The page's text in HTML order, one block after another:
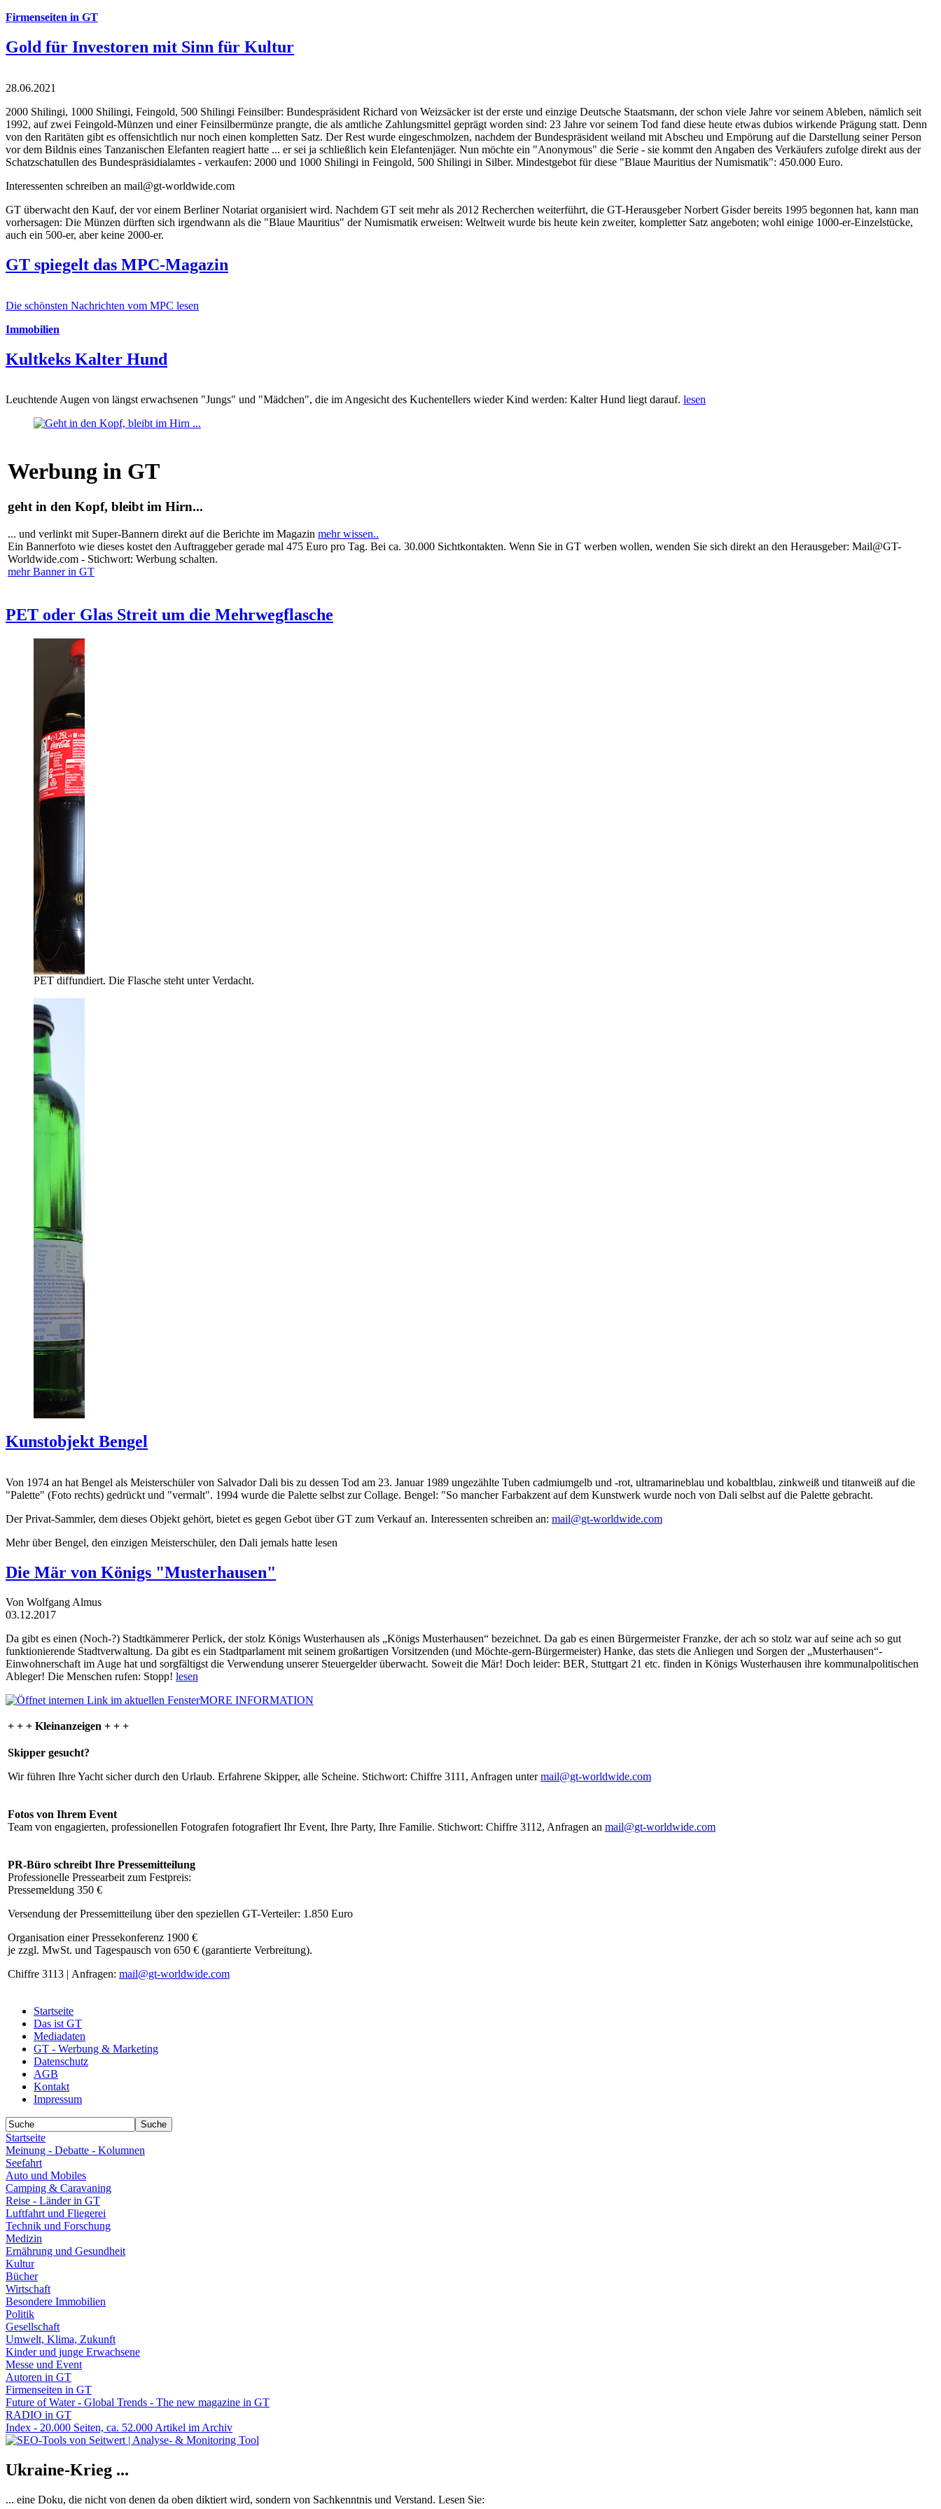
Firmenseiten in GT
Gold für Investoren mit Sinn für Kultur
28.06.2021
2000 Shilingi, 1000 Shilingi, Feingold, 500 Shilingi Feinsilber: Bundespräsident Richard von Weizsäcker ist der erste und einzige Deutsche Staatsmann, der schon viele Jahre vor seinem Ableben, nämlich seit
1992, auf zwei Feingold-Münzen und einer Feinsilbermünze prangte, die als amtliche Zahlungsmittel geprägt worden sind: 23 Jahre vor seinem Tod fand diese heute etwas dubios wirkende Prägung statt. Denn
von den Raritäten gibt es offensichtlich nur noch einen kompletten Satz. Der Rest wurde eingeschmolzen, nachdem der Bundespräsident weiland mit Abscheu und Empörung auf die Darstellung seiner Person
vor dem Bildnis eines Tanzanischen Elefanten reagiert hatte ... er sei ja schließlich kein Elefantenjäger. Nun möchte ein "Anonymous" die Serie - sie kommt den Angaben des Verkäufers zufolge direkt aus der
Schatzschatullen des Bundespräsidialamtes - verkaufen: 2000 und 1000 Shilingi in Feingold, 500 Shilingi in Silber. Mindestgebot für diese "Blaue Mauritius der Numismatik": 450.000 Euro.
Interessenten schreiben an mail@gt-worldwide.com
GT überwacht den Kauf, der vor einem Berliner Notariat organisiert wird. Nachdem GT seit mehr als 2012 Recherchen weiterführt, die GT-Herausgeber Norbert Gisder bereits 1995 begonnen hat, kann man
vorhersagen: Die Münzen dürften sich irgendwann als die "Blaue Mauritius" der Numismatik erweisen: Weltweit wurde bis heute kein zweiter, kompletter Satz angeboten; wohl einige 1000-er-Einzelstücke,
auch ein 500-er, aber keine 2000-er.
GT spiegelt das MPC-Magazin
Die schönsten Nachrichten vom MPC lesen
Immobilien
Kultkeks Kalter Hund
Leuchtende Augen von längst erwachsenen "Jungs" und "Mädchen", die im Angesicht des Kuchentellers wieder Kind werden: Kalter Hund liegt darauf. lesen
Werbung in GT
geht in den Kopf, bleibt im Hirn...
... und verlinkt mit Super-Bannern direkt auf die Berichte im Magazin mehr wissen..
Ein Bannerfoto wie dieses kostet den Auftraggeber gerade mal 475 Euro pro Tag. Bei ca. 30.000 Sichtkontakten. Wenn Sie in GT werben wollen, wenden Sie sich direkt an den Herausgeber: Mail@GT-
Worldwide.com - Stichwort: Werbung schalten.
mehr Banner in GT
PET oder Glas Streit um die Mehrwegflasche
PET diffundiert. Die Flasche steht unter Verdacht.
Kunstobjekt Bengel
Von 1974 an hat Bengel als Meisterschüler von Salvador Dali bis zu dessen Tod am 23. Januar 1989 ungezählte Tuben cadmiumgelb und -rot, ultramarineblau und kobaltblau, zinkweiß und titanweiß auf die
"Palette" (Foto rechts) gedrückt und "vermalt". 1994 wurde die Palette selbst zur Collage. Bengel: "So mancher Farbakzent auf dem Kunstwerk wurde noch von Dali selbst auf die Palette gebracht.
Der Privat-Sammler, dem dieses Objekt gehört, bietet es gegen Gebot über GT zum Verkauf an. Interessenten schreiben an: mail@gt-worldwide.com
Mehr über Bengel, den einzigen Meisterschüler, den Dali jemals hatte lesen
Die Mär von Königs "Musterhausen"
Von Wolfgang Almus
03.12.2017
Da gibt es einen (Noch-?) Stadtkämmerer Perlick, der stolz Königs Wusterhausen als „Königs Musterhausen“ bezeichnet. Da gab es einen Bürgermeister Franzke, der ach so stolz war auf seine ach so gut
funktionierende Stadtverwaltung. Da gibt es ein Stadtparlament mit seinem großartigen Vorsitzenden (und Möchte-gern-Bürgermeister) Hanke, das stets die Anliegen und Sorgen der „Musterhausen“-
Einwohnerschaft im Auge hat und sorgfältigst die Verwendung unserer Steuergelder überwacht. Soweit die Mär! Doch leider: BER, Stuttgart 21 etc. finden in Königs Wusterhausen ihre kommunalpolitischen
Ableger! Die Menschen rufen: Stopp! lesen
MORE INFORMATION
+ + + Kleinanzeigen + + +
Skipper gesucht?
Wir führen Ihre Yacht sicher durch den Urlaub. Erfahrene Skipper, alle Scheine. Stichwort: Chiffre 3111, Anfragen untermail@gt-worldwide.com
Fotos von Ihrem Event
Team von engagierten, professionellen Fotografen fotografiert Ihr Event, Ihre Party, Ihre Familie. Stichwort: Chiffre 3112, Anfragen an mail@gt-worldwide.com
PR-Büro schreibt Ihre Pressemitteilung
Professionelle Pressearbeit zum Festpreis:
Pressemeldung 350 €
Versendung der Pressemitteilung über den speziellen GT-Verteiler: 1.850 Euro
Organisation einer Pressekonferenz 1900 €
je zzgl. MwSt. und Tagespausch von 650 € (garantierte Verbreitung).
Chiffre 3113 | Anfragen: mail@gt-worldwide.com
Startseite
Das ist GT
Mediadaten
GT - Werbung & Marketing
Datenschutz
AGB
Kontakt
Impressum
Startseite
Meinung - Debatte - Kolumnen
Seefahrt
Auto und Mobiles
Camping & Caravaning
Reise - Länder in GT
Luftfahrt und Fliegerei
Technik und Forschung
Medizin
Ernährung und Gesundheit
Kultur
Bücher
Wirtschaft
Besondere Immobilien
Politik
Gesellschaft
Umwelt, Klima, Zukunft
Kinder und junge Erwachsene
Messe und Event
Autoren in GT
Firmenseiten in GT
Future of Water - Global Trends - The new magazine in GT
RADIO in GT
Index - 20.000 Seiten, ca. 52.000 Artikel im Archiv
Ukraine-Krieg ...
... eine Doku, die nicht von denen da oben diktiert wird, sondern von Sachkenntnis und Verstand. Lesen Sie: